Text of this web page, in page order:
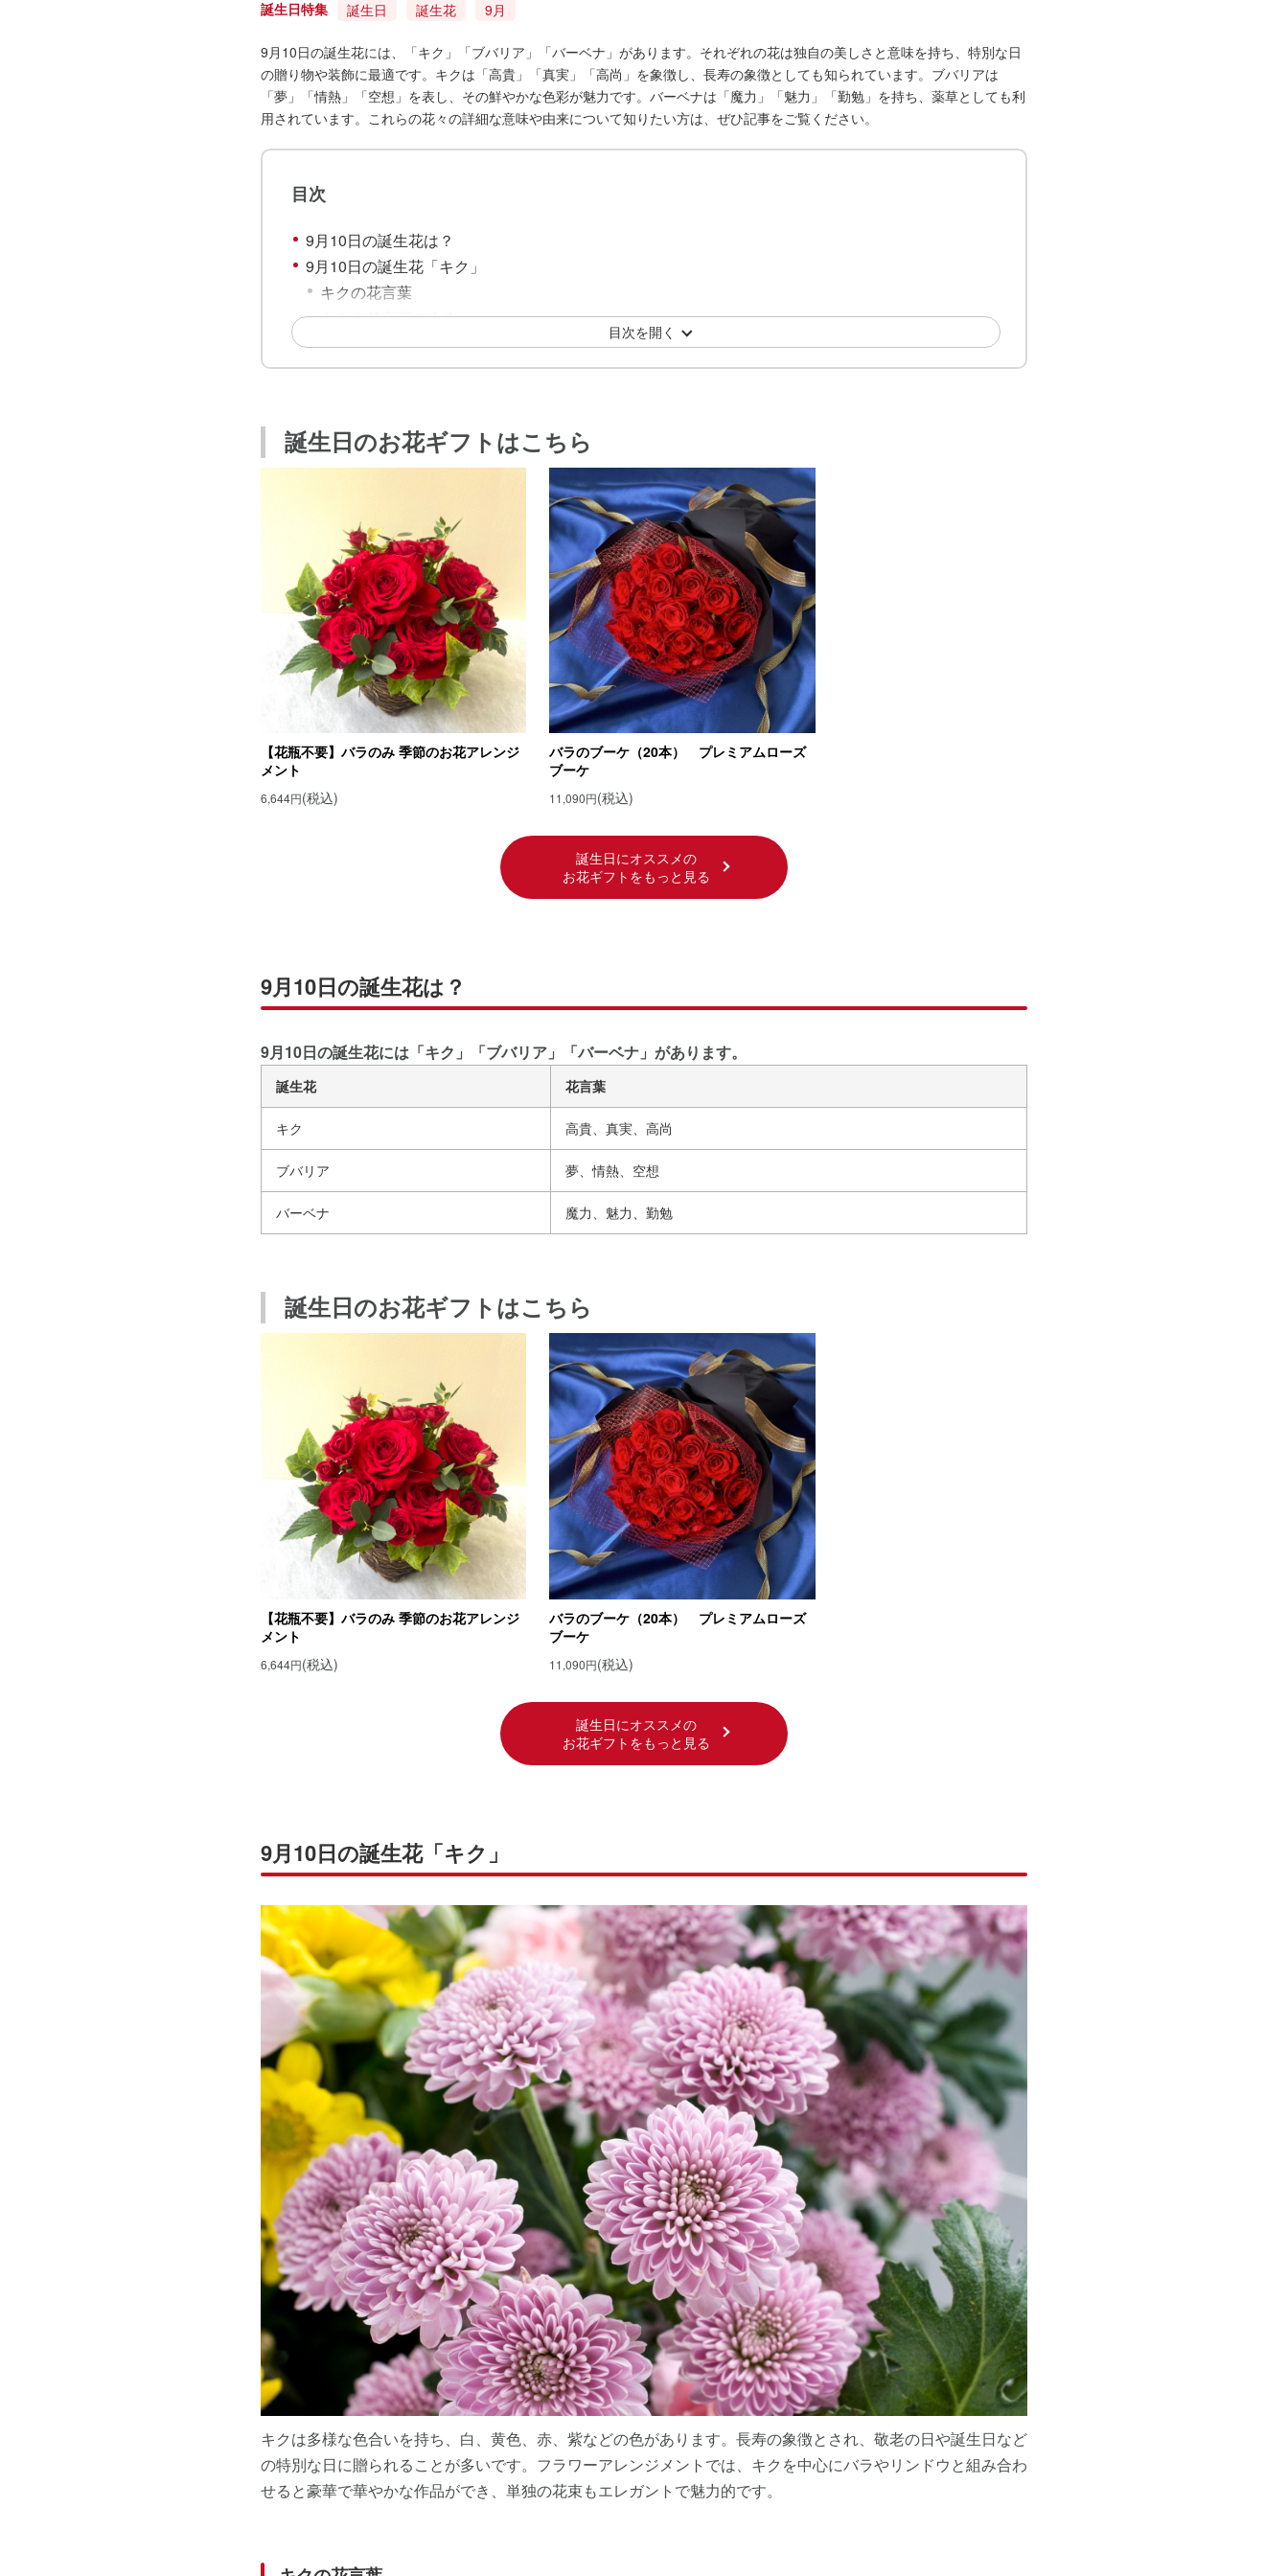
誕生日特集 誕生日 誕生花 9月
9月10日の誕生花には、「キク」「ブバリア」「バーベナ」があります。それぞれの花は独自の美しさと意味を持ち、特別な日
の贈り物や装飾に最適です。キクは「高貴」「真実」「高尚」を象徴し、長寿の象徴としても知られています。ブバリアは
「夢」「情熱」「空想」を表し、その鮮やかな色彩が魅力です。バーベナは「魔力」「魅力」「勤勉」を持ち、薬草としても利
用されています。これらの花々の詳細な意味や由来について知りたい方は、ぜひ記事をご覧ください。
目次
目次を開く
9月10日の誕生花は？
9月10日の誕生花「キク」
キクの花言葉
キクの花言葉の由来
9月10日の誕生花「ブバリア」
ブバリアの花言葉
バーベナの花言葉
バーベナの花言葉の由来
9月の誕生花一覧
誕生花でフラワーギフトを贈ろう！
誕生日のお花ギフトはこちら
【花瓶不要】バラのみ 季節のお花アレンジ
メント
6,644円(税込)
バラのブーケ（20本） プレミアムローズ
ブーケ
11,090円(税込)
誕生日にオススメの
お花ギフトをもっと見る
9月10日の誕生花は？
9月10日の誕生花には「キク」「ブバリア」「バーベナ」があります。
誕生花 花言葉
キク 高貴、真実、高尚
ブバリア 夢、情熱、空想
バーベナ 魔力、魅力、勤勉
誕生日のお花ギフトはこちら
【花瓶不要】バラのみ 季節のお花アレンジ
メント
6,644円(税込)
バラのブーケ（20本） プレミアムローズ
ブーケ
11,090円(税込)
誕生日にオススメの
お花ギフトをもっと見る
9月10日の誕生花「キク」
キクは多様な色合いを持ち、白、黄色、赤、紫などの色があります。長寿の象徴とされ、敬老の日や誕生日など
の特別な日に贈られることが多いです。フラワーアレンジメントでは、キクを中心にバラやリンドウと組み合わ
せると豪華で華やかな作品ができ、単独の花束もエレガントで魅力的です。